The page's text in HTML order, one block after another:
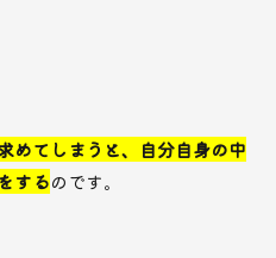
めてしまうと、自分自身の中
するのです。